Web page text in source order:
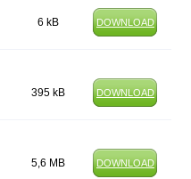
6 kB DOWNLOAD
395 kB DOWNLOAD
5,6 MB DOWNLOAD